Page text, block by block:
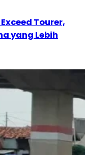
Tourer,
yang Lebih